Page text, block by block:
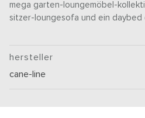
mega garten-loungemöbel-
sitzer-loungesofa und ein daybed
hersteller
cane-line